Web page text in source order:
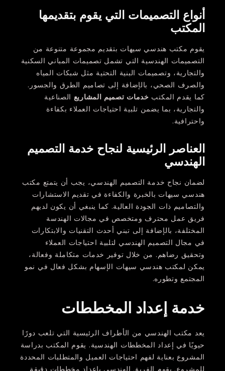
أنواع التصميمات التي يقوم بتقديمها
المكتب
يقوم مكتب هندسي سيهات بتقديم مجموعة متنوعة من
التصميمات الهندسية التي تشمل تصميمات المباني السكنية
والتجارية، وتصميمات البنية التحتية مثل شبكات المياه
والصرف الصحي، بالإضافة إلى تصاميم الطرق والجسور.
كما يقدم المكتب خدمات تصميم المشاريع الصناعية
والتجارية، بما يضمن تلبية احتياجات العملاء بكفاءة
واحترافية.
العناصر الرئيسية لنجاح خدمة التصميم
الهندسي
لضمان نجاح خدمة التصميم الهندسي، يجب أن يتمتع مكتب
هندسي سيهات بالخبرة والكفاءة في تقديم الاستشارات
والتصاميم ذات الجودة العالية. كما ينبغي أن يكون لديهم
فريق عمل محترف ومتخصص في مجالات الهندسة
المختلفة، بالإضافة إلى تبني أحدث التقنيات والابتكارات
في مجال التصميم الهندسي لتلبية احتياجات العملاء
وتحقيق رضاهم. من خلال توفير خدمات متكاملة وفعالة،
يمكن لمكتب هندسي سيهات الإسهام بشكل فعال في نمو
المجتمع وتطوره.
خدمة إعداد المخططات
يعد مكتب الهندسي من الأطراف الرئيسية التي تلعب دورًا
حيويًا في إعداد المخططات الهندسية. يقوم المكتب بدراسة
المشروع بعناية لفهم احتياجات العميل والمتطلبات المحددة
للمشروع. يقوم الفريق الهندسي بإعداد مخططات دقيقة